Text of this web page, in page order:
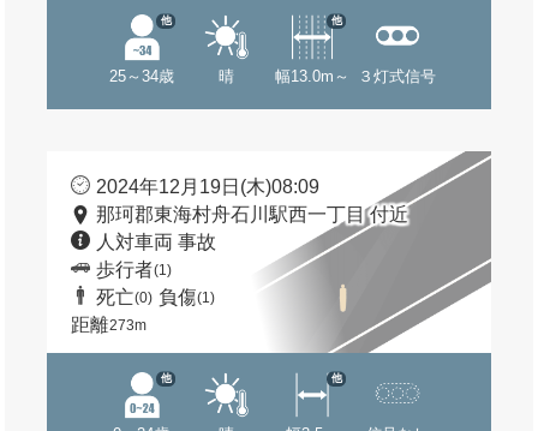
25～34歳
他
晴 幅13.0m～
他
３灯式信号
2024年12月19日(木)08:09
那珂郡東海村舟石川駅西一丁目 付近
人対車両 事故
歩行者(1)
死亡(0) 負傷(1)
距離273m
他 他